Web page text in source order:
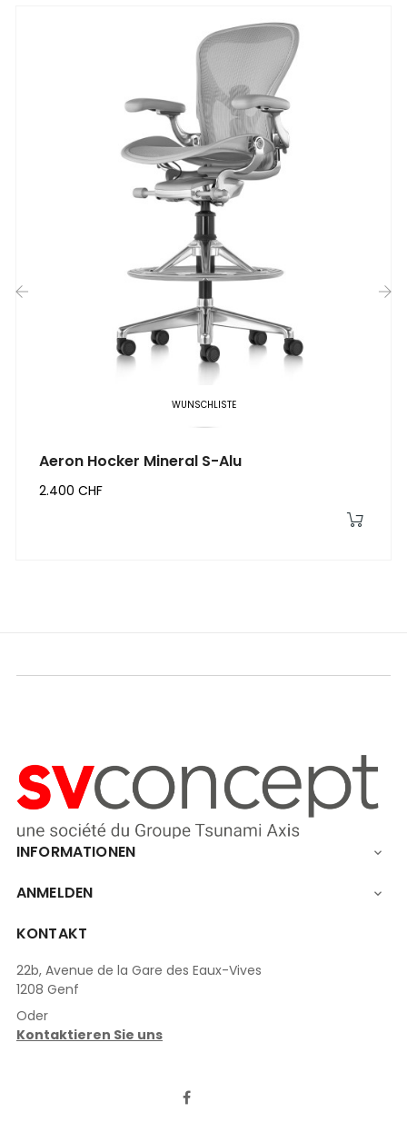
WUNSCHLISTE
Aeron Hocker Mineral S-Alu
2.400 CHF
INFORMATIONEN 
ANMELDEN 
KONTAKT
22b, Avenue de la Gare des Eaux-Vives
1208 Genf
Oder
Kontaktieren Sie uns